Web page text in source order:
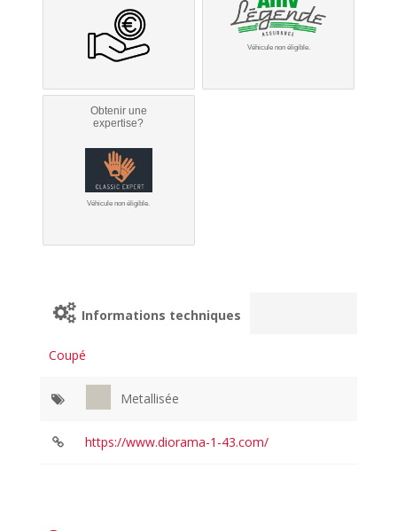
Véhicule non éligible.
Obtenir une
expertise?
Véhicule non éligible.
Informations techniques
Coupé
Metallisée
https://www.diorama-1-43.com/